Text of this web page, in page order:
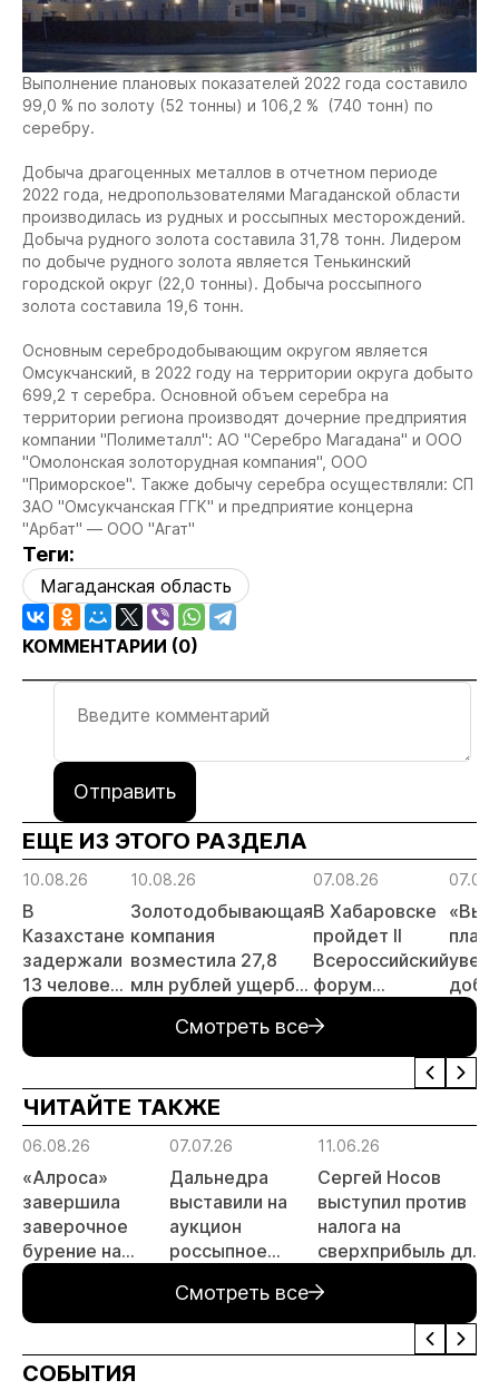
Выполнение плановых показателей 2022 года составило
99,0 % по золоту (52 тонны) и 106,2 % (740 тонн) по
серебру.
Добыча драгоценных металлов в отчетном периоде
2022 года, недропользователями Магаданской области
производилась из рудных и россыпных месторождений.
Добыча рудного золота составила 31,78 тонн. Лидером
по добыче рудного золота является Тенькинский
городской округ (22,0 тонны). Добыча россыпного
золота составила 19,6 тонн.
Основным серебродобывающим округом является
Омсукчанский, в 2022 году на территории округа добыто
699,2 т серебра. Основной объем серебра на
территории региона производят дочерние предприятия
компании "Полиметалл": АО "Серебро Магадана" и ООО
"Омолонская золоторудная компания", ООО
"Приморское". Также добычу серебра осуществляли: СП
ЗАО "Омсукчанская ГГК" и предприятие концерна
"Арбат" — ООО "Агат"
Теги:
Магаданская область
КОММЕНТАРИИ (0)
Отправить
ЕЩЕ ИЗ ЭТОГО РАЗДЕЛА
10.08.26
В
Казахстане
задержали
13 человек
за
добычу
10.08.26
Золотодобывающая
компания
возместила 27,8
млн рублей ущерба
в Красноярском
крае
07.08.26
В Хабаровске
пройдет II
Всероссийский
форум
золото
России»
году
Смотреть все
ЧИТАЙТЕ ТАКЖЕ
06.08.26
«Алроса»
завершила
заверочное
бурение на
золоторудном
Дегдекан
07.07.26
Дальнедра
выставили на
аукцион
россыпное
«ручей Сударь»
на Колыме с
11.06.26
Сергей Носов
выступил против
налога на
сверхприбыль для
золотодобытчиков
Смотреть все
СОБЫТИЯ